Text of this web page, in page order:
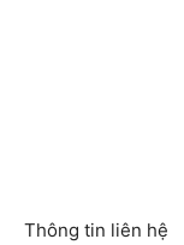
Thông tin liên hệ